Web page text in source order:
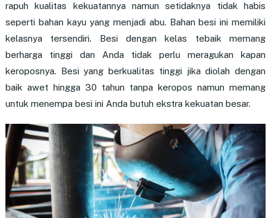
rapuh kualitas kekuatannya namun setidaknya tidak habis
seperti bahan kayu yang menjadi abu. Bahan besi ini memiliki
kelasnya tersendiri. Besi dengan kelas tebaik memang
berharga tinggi dan Anda tidak perlu meragukan kapan
keroposnya. Besi yang berkualitas tinggi jika diolah dengan
baik awet hingga 30 tahun tanpa keropos namun memang
untuk menempa besi ini Anda butuh ekstra kekuatan besar.